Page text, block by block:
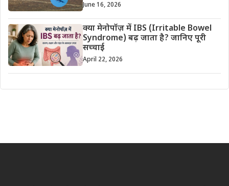
June 16, 2026
क्या मेनोपॉज़ में IBS (Irritable Bowel
Syndrome) बढ़ जाता है? जानिए पूरी
सच्चाई
April 22, 2026